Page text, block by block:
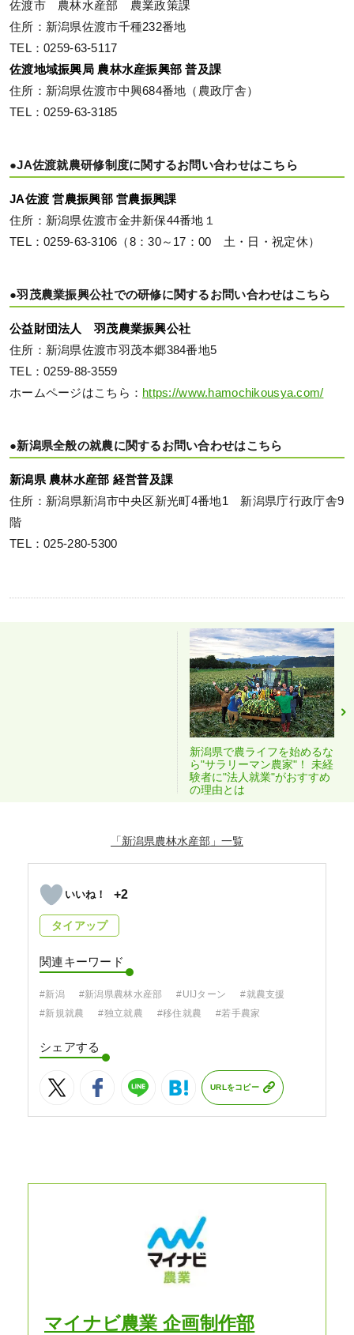
佐渡市 農林水産部 農業政策課
住所：新潟県佐渡市千種232番地
TEL：0259-63-5117
佐渡地域振興局 農林水産振興部 普及課
住所：新潟県佐渡市中興684番地（農政庁舎）
TEL：0259-63-3185
●JA佐渡就農研修制度に関するお問い合わせはこちら
JA佐渡 営農振興部 営農振興課
住所：新潟県佐渡市金井新保44番地１
TEL：0259-63-3106（8：30～17：00 土・日・祝定休）
●羽茂農業振興公社での研修に関するお問い合わせはこちら
公益財団法人 羽茂農業振興公社
住所：新潟県佐渡市羽茂本郷384番地5
TEL：0259-88-3559
ホームページはこちら： https://www.hamochikousya.com/
●新潟県全般の就農に関するお問い合わせはこちら
新潟県 農林水産部 経営普及課
住所：新潟県新潟市中央区新光町4番地1 新潟県庁行政庁舎9
階
TEL：025-280-5300
新潟県で農ライフを始めるな
ら"サラリーマン農家"！ 未経
験者に"法人就業"がおすすめ
の理由とは
「新潟県農林水産部」
+2
タイアップ
関連キーワード
#新潟 #新潟県農林水産部 #UIJターン
#就農支援
#新規就農
#独立就農 #移住就農 #若手農家
シェアする
URLをコピー
マイナビ農業 企画制作部